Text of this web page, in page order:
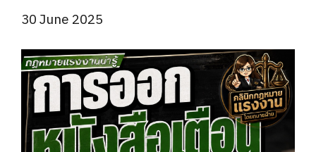
30 June 2025